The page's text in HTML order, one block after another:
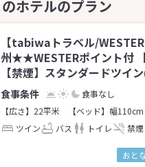
【tabiwaトラベル/
州★★WESTERポイント付
【禁煙】スタンダードツイ
食事なし
【広さ】22平米
【ベッド】幅
ツイン
バス トイレ 禁煙
おと